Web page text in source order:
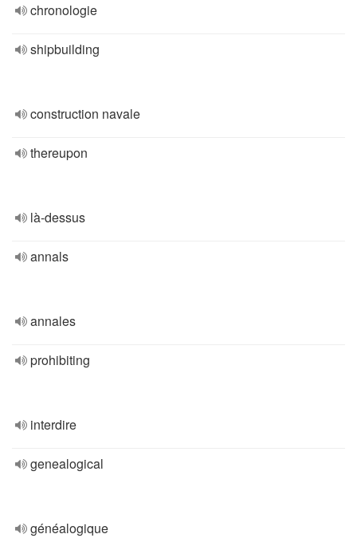
chronologie
shipbuilding
construction navale
thereupon
là-dessus
annals
annales
prohibiting
interdire
genealogical
généalogique